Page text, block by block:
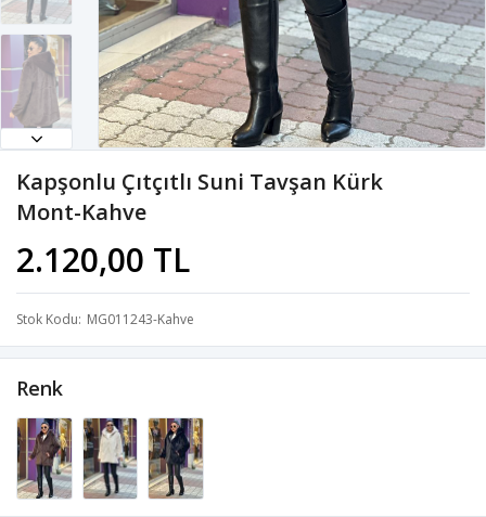
Kapşonlu Çıtçıtlı Suni Tavşan Kürk
Mont-Kahve
2.120,00 TL
Stok Kodu MG011243-Kahve
Renk